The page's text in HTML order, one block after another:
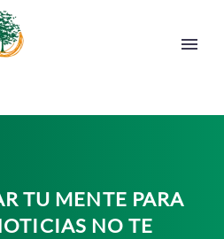
TU MENTE PARA
NO TE